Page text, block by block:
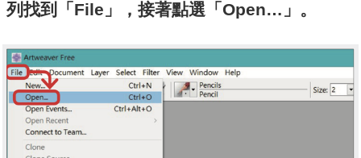
列找到「File」，接著點選「Open…」。